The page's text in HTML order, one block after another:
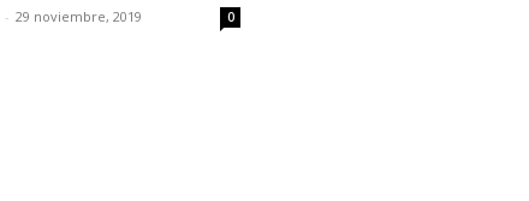
- 29 noviembre, 2019 0